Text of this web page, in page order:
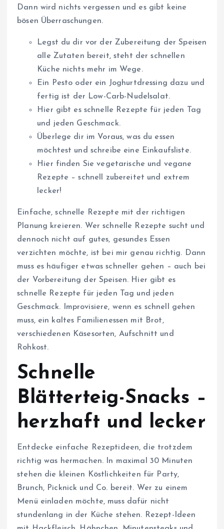
Dann wird nichts vergessen und es gibt keine
bösen Überraschungen.
Legst du dir vor der Zubereitung der Speisen
alle Zutaten bereit, steht der schnellen
Küche nichts mehr im Wege.
Ein Pesto oder ein Joghurtdressing dazu und
fertig ist der Low-Carb-Nudelsalat.
Hier gibt es schnelle Rezepte für jeden Tag
und jeden Geschmack.
Überlege dir im Voraus, was du essen
möchtest und schreibe eine Einkaufsliste.
Hier finden Sie vegetarische und vegane
Rezepte – schnell zubereitet und extrem
lecker!
Einfache, schnelle Rezepte mit der richtigen
Planung kreieren. Wer schnelle Rezepte sucht und
dennoch nicht auf gutes, gesundes Essen
verzichten möchte, ist bei mir genau richtig. Dann
muss es häufiger etwas schneller gehen – auch bei
der Vorbereitung der Speisen. Hier gibt es
schnelle Rezepte für jeden Tag und jeden
Geschmack. Improvisiere, wenn es schnell gehen
muss, ein kaltes Familienessen mit Brot,
verschiedenen Käsesorten, Aufschnitt und
Rohkost.
Schnelle
Blätterteig-Snacks –
herzhaft und lecker
Entdecke einfache Rezeptideen, die trotzdem
richtig was hermachen. In maximal 30 Minuten
stehen die kleinen Köstlichkeiten für Party,
Brunch, Picknick und Co. bereit. Wer zu einem
Menü einladen möchte, muss dafür nicht
stundenlang in der Küche stehen. Rezept-Ideen